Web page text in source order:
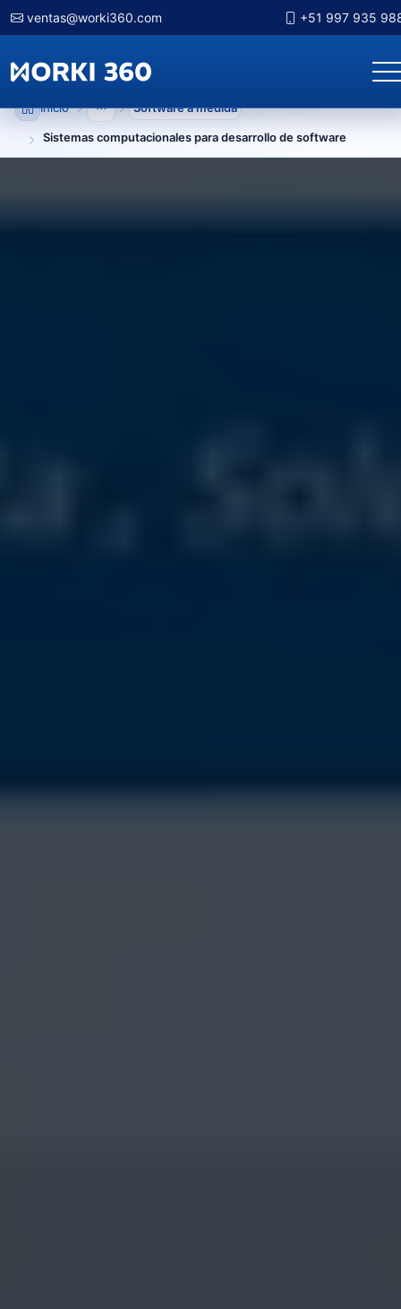
ventas@worki360.com +51 997 935
Inicio Mostrar niveles anteriores
Software a medida
Sistemas computacionales para desarrollo de software